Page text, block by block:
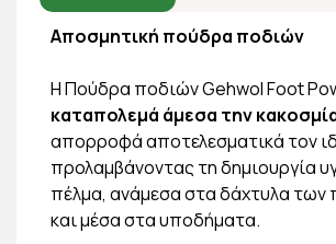
Αποσμητική πούδρα ποδιών
Η Πούδρα ποδιών Gehwol Foot
καταπολεμά άμεσα την
απορροφά αποτελεσματικά τον
προλαμβάνοντας τη δημιουργία
πέλμα, ανάμεσα στα δάχτυλα των
και μέσα στα υποδήματα.